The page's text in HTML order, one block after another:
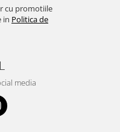
cu promotiile
in Politica de
media